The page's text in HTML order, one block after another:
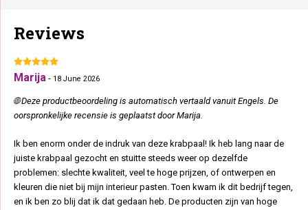
Reviews
Marija - 18 June 2026
🌐 Deze productbeoordeling is automatisch vertaald vanuit Engels. De
oorspronkelijke recensie is geplaatst door Marija.
Ik ben enorm onder de indruk van deze krabpaal! Ik heb lang naar de
juiste krabpaal gezocht en stuitte steeds weer op dezelfde
problemen: slechte kwaliteit, veel te hoge prijzen, of ontwerpen en
kleuren die niet bij mijn interieur pasten. Toen kwam ik dit bedrijf tegen,
en ik ben zo blij dat ik dat gedaan heb. De producten zijn van hoge